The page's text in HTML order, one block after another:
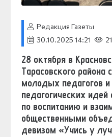
Редакция Газеты
30.10.2025 14:21
28 октября в
Тарасовского района
молодых педагогов
педагогических
по воспитанию и
общественными
девизом «Учись у